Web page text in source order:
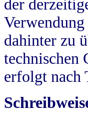
der
dahinter zu
technischen
erfolgt nach